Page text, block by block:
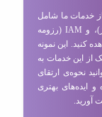
خدمات ما شامل
EBC (کارت ویزیت الکترونیکی)، ICV (رزومه ساز)، و IAM (رزومه
کنید. این نمونه
از این خدمات به
نحوه‌ی ارتقای
ایده‌های بهتری